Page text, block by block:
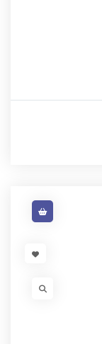
VISIT LINK
VISIT LINK